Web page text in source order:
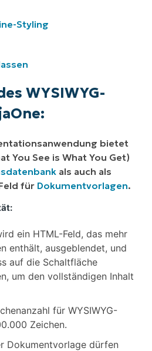
Styling
WYSIWYG-
bietet
You See is What You Get)
als auch als
für Dokumentvorlagen.
ein HTML-Feld, das mehr
enthält, ausgeblendet, und
auf die Schaltfläche
um den vollständigen Inhalt
für WYSIWYG-
Zeichen.
Dokumentvorlage dürfen